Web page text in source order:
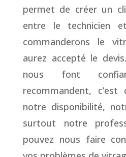
permet de créer un
entre le technicien
commanderons le
aurez accepté le
nous font
recommandent,
notre disponibilité,
surtout notre
pouvez nous faire